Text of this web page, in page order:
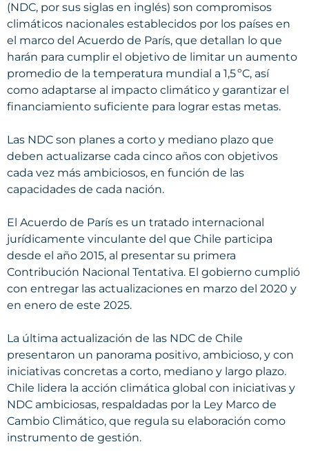
(NDC, por sus siglas en inglés) son compromisos
climáticos nacionales establecidos por los países en
el marco del Acuerdo de París, que detallan lo que
harán para cumplir el objetivo de limitar un aumento
promedio de la temperatura mundial a 1,5 ºC, así
como adaptarse al impacto climático y garantizar el
financiamiento suficiente para lograr estas metas.
Las NDC son planes a corto y mediano plazo que
deben actualizarse cada cinco años con objetivos
cada vez más ambiciosos, en función de las
capacidades de cada nación.
El Acuerdo de París es un tratado internacional
jurídicamente vinculante del que Chile participa
desde el año 2015, al presentar su primera
Contribución Nacional Tentativa. El gobierno cumplió
con entregar las actualizaciones en marzo del 2020 y
en enero de este 2025.
La última actualización de las NDC de Chile
presentaron un panorama positivo, ambicioso, y con
iniciativas concretas a corto, mediano y largo plazo.
Chile lidera la acción climática global con iniciativas y
NDC ambiciosas, respaldadas por la Ley Marco de
Cambio Climático, que regula su elaboración como
instrumento de gestión.